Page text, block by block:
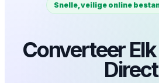
Snelle, veilige online
Converteer
Direct